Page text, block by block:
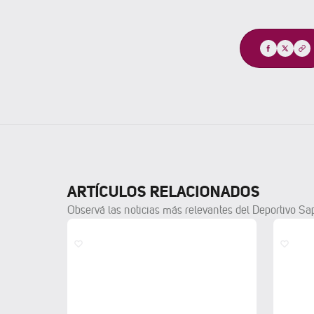
Compartir
ARTÍCULOS RELACIONADOS
Observá las noticias más relevantes del Deportivo